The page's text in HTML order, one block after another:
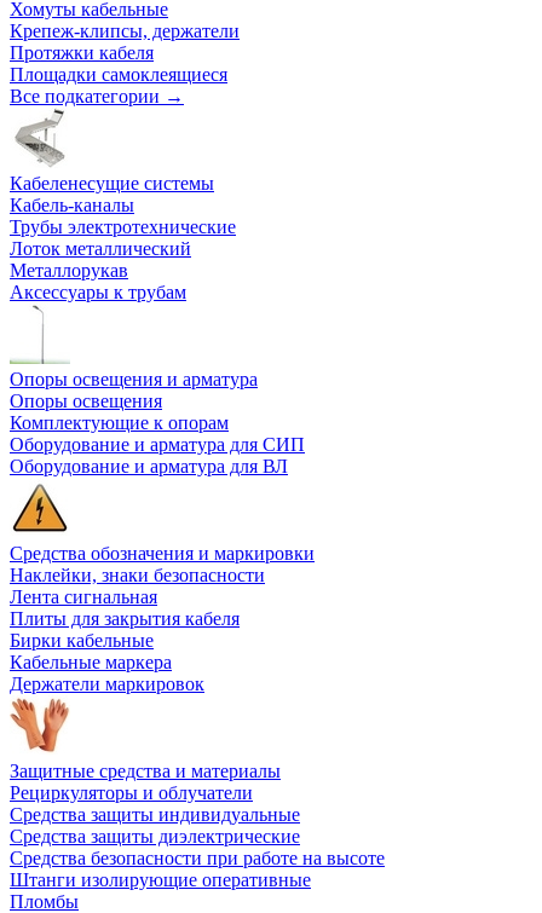
Хомуты кабельные
Крепеж-клипсы, держатели
Протяжки кабеля
Площадки самоклеящиеся
Все подкатегории →
Кабеленесущие системы
Кабель-каналы
Трубы электротехнические
Лоток металлический
Металлорукав
Аксессуары к трубам
Опоры освещения и арматура
Опоры освещения
Комплектующие к опорам
Оборудование и арматура для СИП
Оборудование и арматура для ВЛ
Средства обозначения и маркировки
Наклейки, знаки безопасности
Лента сигнальная
Плиты для закрытия кабеля
Бирки кабельные
Кабельные маркера
Держатели маркировок
Защитные средства и материалы
Рециркуляторы и облучатели
Средства защиты индивидуальные
Средства защиты диэлектрические
Средства безопасности при работе на высоте
Штанги изолирующие оперативные
Пломбы